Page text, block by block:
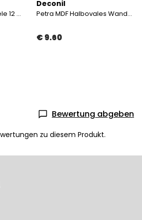
MDF Lambri Dekopaneele 12 cm
Deconil
Petra MDF Halbovales Wandpaneel 36 × 88 cm
€ 9.60
Bewertung abgeben
zu diesem Produkt.